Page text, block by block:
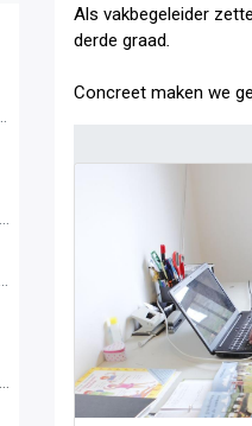
Als vakbegeleider
derde graad
Concreet maken we